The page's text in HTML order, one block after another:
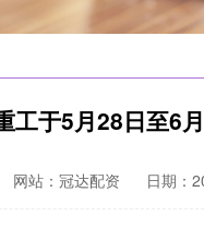
工于5月28日至6
网站：冠达配资 日期：